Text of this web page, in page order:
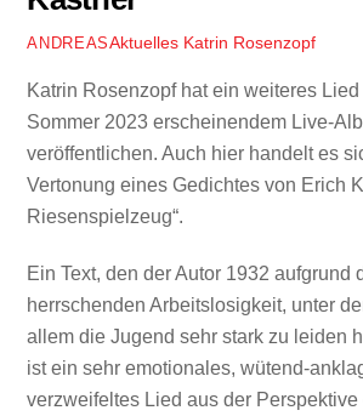
ANDREASAktuelles Katrin Rosenzopf
Katrin Rosenzopf hat ein weiteres
Sommer 2023 erscheinendem Live-
veröffentlichen. Auch hier handelt es
Vertonung eines Gedichtes von Erich
Riesenspielzeug“.
Ein Text, den der Autor 1932 aufgrund
herrschenden Arbeitslosigkeit, unter
allem die Jugend sehr stark zu leiden
ist ein sehr emotionales, wütend-
verzweifeltes Lied aus der Perspektive